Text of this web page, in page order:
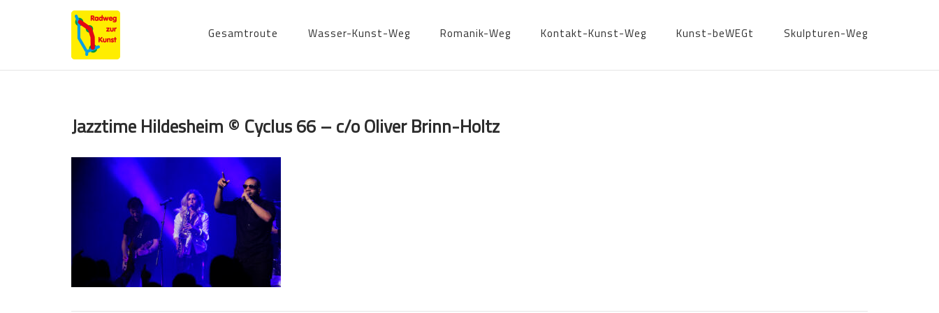
Gesamtroute Wasser-Kunst-Weg Romanik-Weg Kontakt-Kunst-Weg Kunst-beWEGt Skulpturen-Weg
Jazztime Hildesheim © Cyclus 66 – c/o Oliver Brinn-Holtz